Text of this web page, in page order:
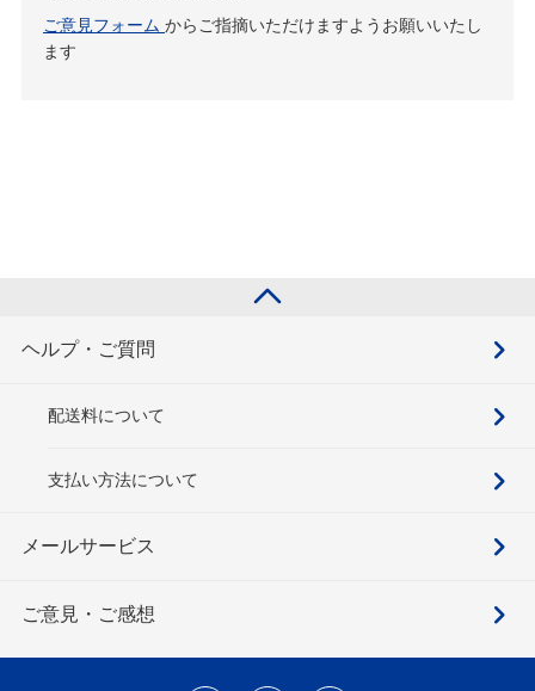
ご意見フォーム からご指摘いただけますようお願いいたし
ます
ヘルプ・ご質問
配送料について
支払い方法について
メールサービス
ご意見・ご感想